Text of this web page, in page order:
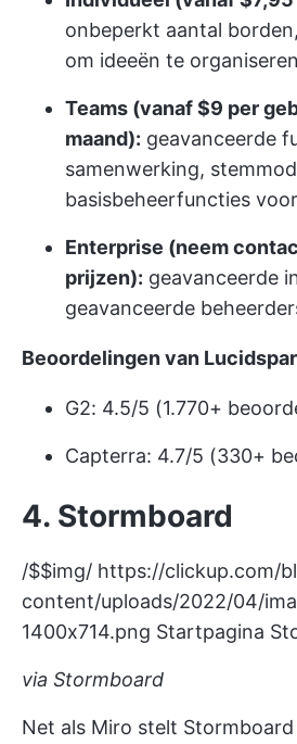
onbeperkt aantal
om ideeën te organiseren
Teams (vanaf $9 per
maand): geavanceerde
samenwerking,
basisbeheerfuncties
Enterprise (neem
prijzen): geavanceerde
geavanceerde
Beoordelingen van
G2: 4.5/5 (1.770+
Capterra: 4.7/5 (330+
4. Stormboard
/$$img/ https://clickup.com/
content/uploads/2022/04/
1400x714.png Startpagina
via Stormboard
Net als Miro stelt